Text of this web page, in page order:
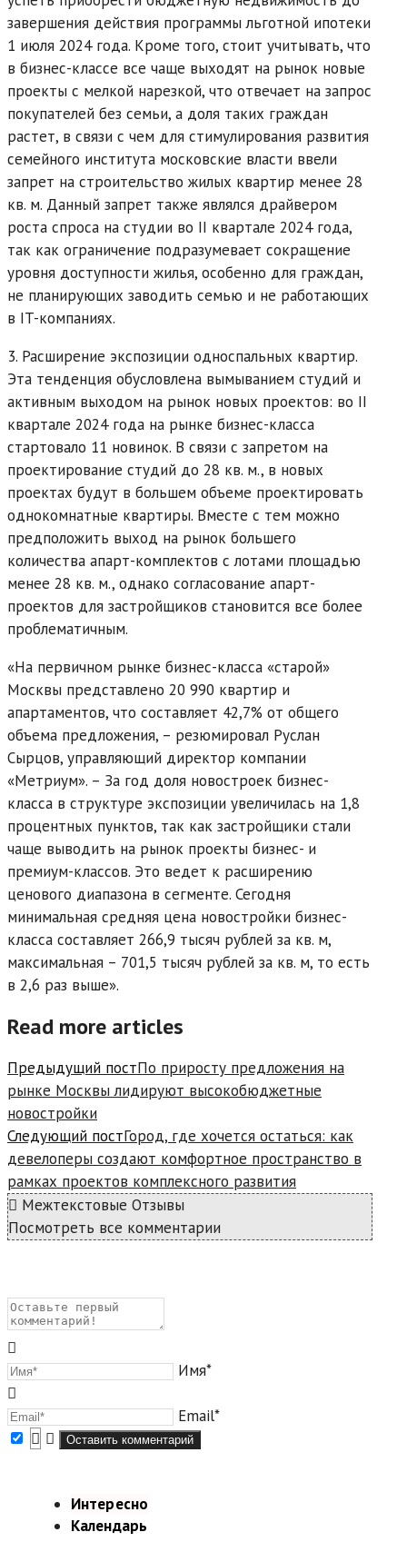
завершения действия программы льготной ипотеки
1 июля 2024 года. Кроме того, стоит учитывать, что
в бизнес-классе все чаще выходят на рынок новые
проекты с мелкой нарезкой, что отвечает на запрос
покупателей без семьи, а доля таких граждан
растет, в связи с чем для стимулирования развития
семейного института московские власти ввели
запрет на строительство жилых квартир менее 28
кв. м. Данный запрет также являлся драйвером
роста спроса на студии во II квартале 2024 года,
так как ограничение подразумевает сокращение
уровня доступности жилья, особенно для граждан,
не планирующих заводить семью и не работающих
в IT-компаниях.
3. Расширение экспозиции односпальных квартир.
Эта тенденция обусловлена вымыванием студий и
активным выходом на рынок новых проектов: во II
квартале 2024 года на рынке бизнес-класса
стартовало 11 новинок. В связи с запретом на
проектирование студий до 28 кв. м., в новых
проектах будут в большем объеме проектировать
однокомнатные квартиры. Вместе с тем можно
предположить выход на рынок большего
количества апарт-комплектов с лотами площадью
менее 28 кв. м., однако согласование апарт-
проектов для застройщиков становится все более
проблематичным.
«На первичном рынке бизнес-класса «старой»
Москвы представлено 20 990 квартир и
апартаментов, что составляет 42,7% от общего
объема предложения, – резюмировал Руслан
Сырцов, управляющий директор компании
«Метриум». – За год доля новостроек бизнес-
класса в структуре экспозиции увеличилась на 1,8
процентных пунктов, так как застройщики стали
чаще выводить на рынок проекты бизнес- и
премиум-классов. Это ведет к расширению
ценового диапазона в сегменте. Сегодня
минимальная средняя цена новостройки бизнес-
класса составляет 266,9 тысяч рублей за кв. м,
максимальная – 701,5 тысяч рублей за кв. м, то есть
в 2,6 раз выше».
Read more articles
Предыдущий постПо приросту предложения на
рынке Москвы лидируют высокобюджетные
новостройки
Следующий постГород, где хочется остаться: как
девелоперы создают комфортное пространство в
рамках проектов комплексного развития
Межтекстовые Отзывы
Посмотреть все комментарии
Имя*
Email*
Интересно
Календарь